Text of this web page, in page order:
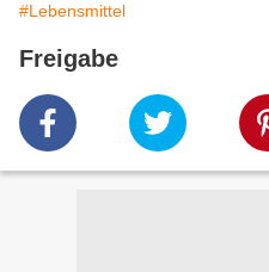
#Lebensmittel
Freigabe